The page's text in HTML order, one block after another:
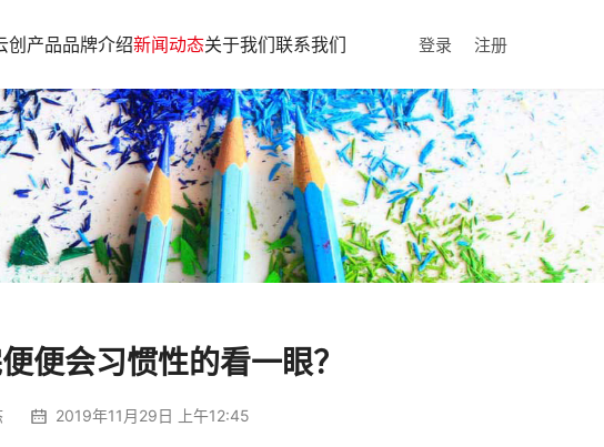
创产品品牌介绍新闻动态关于我们联系我们 登录 注册
便会习惯性的看一眼？
2019年11月29日 上午12:45